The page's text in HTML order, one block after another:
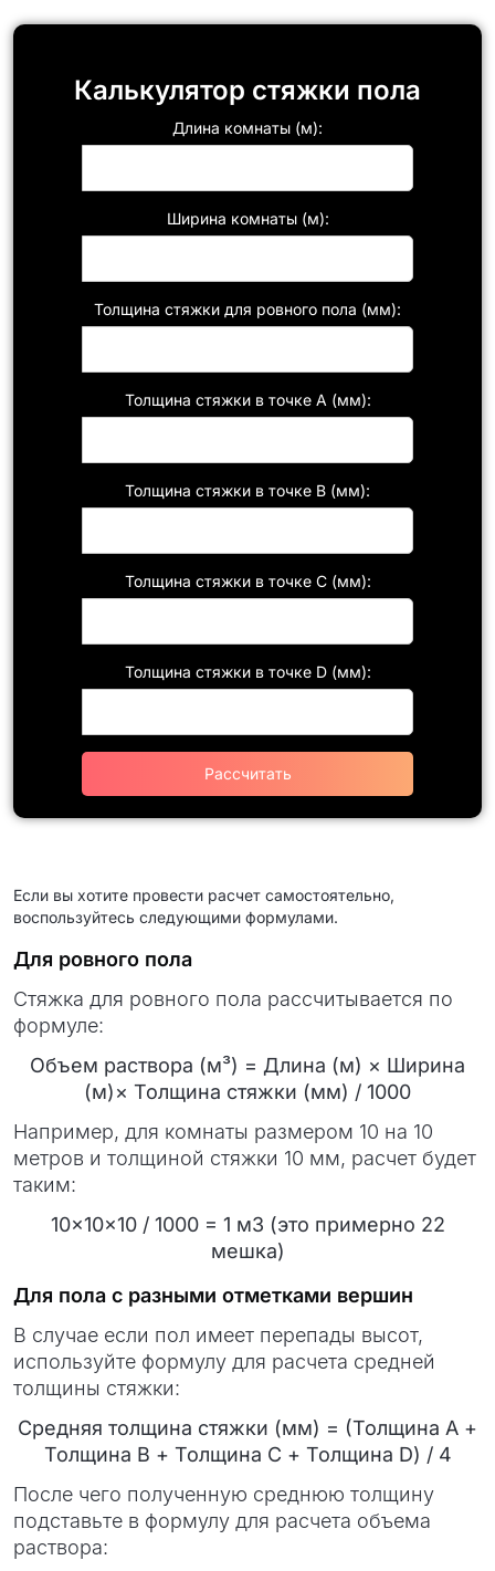
Калькулятор стяжки пола
Длина комнаты (м):
Ширина комнаты (м):
Толщина стяжки для ровного пола (мм):
Толщина стяжки в точке A (мм):
Толщина стяжки в точке B (мм):
Толщина стяжки в точке C (мм):
Толщина стяжки в точке D (мм):
Рассчитать
Если вы хотите провести расчет самостоятельно,
воспользуйтесь следующими формулами.
Для ровного пола
Стяжка для ровного пола рассчитывается по
формуле:
Объем раствора (м³) = Длина (м) × Ширина
(м)× Толщина стяжки (мм)​ / 1000
Например, для комнаты размером 10 на 10
метров и толщиной стяжки 10 мм, расчет будет
таким:
10×10×10 / 1000 ​= 1 м3 (это примерно 22
мешка)
Для пола с разными отметками вершин
В случае если пол имеет перепады высот,
используйте формулу для расчета средней
толщины стяжки:
Средняя толщина стяжки (мм) = (Толщина A +
Толщина B + Толщина C + Толщина D​) / 4
После чего полученную среднюю толщину
подставьте в формулу для расчета объема
раствора: